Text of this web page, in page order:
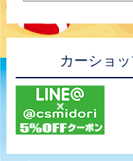
カーショ